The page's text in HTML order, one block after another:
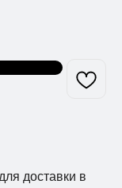
доставки в